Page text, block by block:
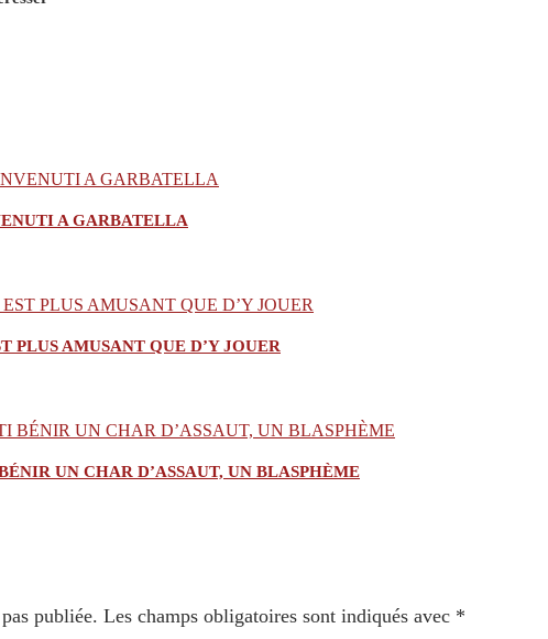
A GARBATELLA
PLUS AMUSANT QUE D’Y JOUER
UN CHAR D’ASSAUT, UN BLASPHÈME
publiée. Les champs obligatoires sont indiqués avec *